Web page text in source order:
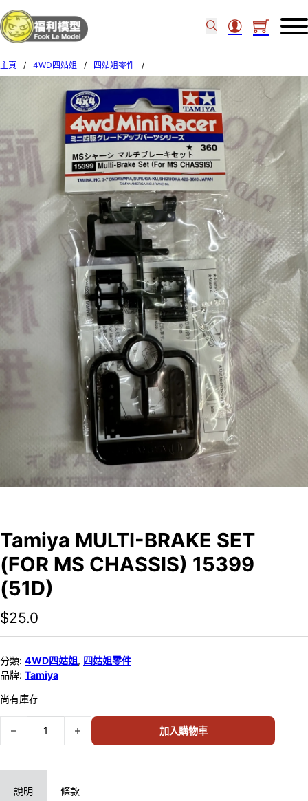
主頁 / 4WD四姑姐 / 四姑姐零件
/
Tamiya MULTI-BRAKE SET (FOR MS CHASSIS) 15399 (51D)
Tamiya MULTI-BRAKE SET
(FOR MS CHASSIS) 15399
(51D)
$25.0
分類: 4WD四姑姐, 四姑姐零件
品牌: Tamiya
尚有庫存
Tamiya MULTI-BRAKE SET (FOR MS CHASSIS) 15399 (51D) 數量
加入購物車
說明 條款